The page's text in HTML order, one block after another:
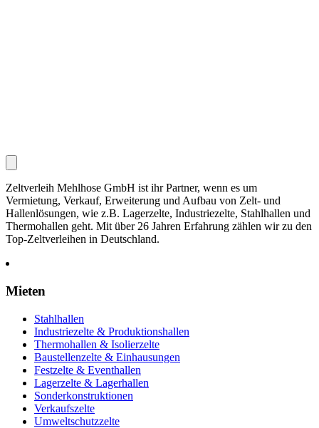
Zeltverleih Mehlhose GmbH ist ihr Partner, wenn es um
Vermietung, Verkauf, Erweiterung und Aufbau von Zelt- und
Hallenlösungen, wie z.B. Lagerzelte, Industriezelte, Stahlhallen und
Thermohallen geht. Mit über 26 Jahren Erfahrung zählen wir zu den
Top-Zeltverleihen in Deutschland.
Mieten
Stahlhallen
Industriezelte & Produktionshallen
Thermohallen & Isolierzelte
Baustellenzelte & Einhausungen
Festzelte & Eventhallen
Lagerzelte & Lagerhallen
Sonderkonstruktionen
Verkaufszelte
Umweltschutzzelte